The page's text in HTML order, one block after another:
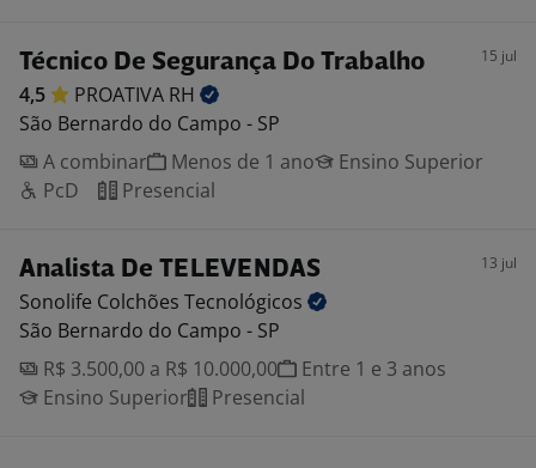
Técnico De Segurança Do Trabalho 15 jul
4,5 PROATIVA RH
São Bernardo do Campo - SP
A combinar
Menos de 1 ano
Ensino Superior
PcD
Presencial
Analista De TELEVENDAS 13 jul
Sonolife Colchões Tecnológicos
São Bernardo do Campo - SP
R$ 3.500,00 a R$ 10.000,00
Entre 1 e 3 anos
Ensino Superior
Presencial